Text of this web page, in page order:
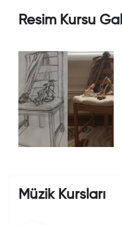
Resim Kursu
Müzik Kursları